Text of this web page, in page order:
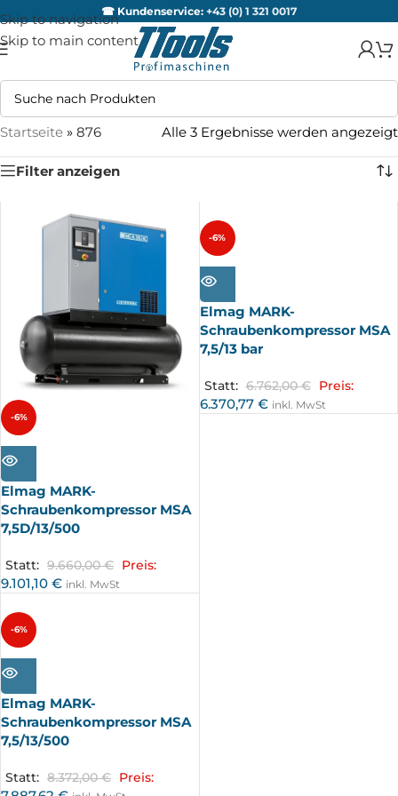
Skip to navigation
Skip to main content
☎ Kundenservice: +43 (0) 1 321 0017
Startseite » 876 Alle 3 Ergebnisse werden angezeigt
Filter anzeigen
-6%
AUSV
ERKA
UFT
Elmag MARK-
Schraubenkompressor MSA
7,5D/13/500
Statt: 9.660,00€ Preis:
9.101,10 € inkl. MwSt
-6%
AUSV
ERKA
UFT
Elmag MARK-
Schraubenkompressor MSA
7,5/13 bar
Statt: 6.762,00€ Preis:
6.370,77 € inkl. MwSt
-6%
AUSV
ERKA
UFT
Elmag MARK-
Schraubenkompressor MSA
7,5/13/500
Statt: 8.372,00€ Preis: